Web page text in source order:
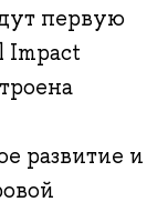
первую
Impact
развитие и